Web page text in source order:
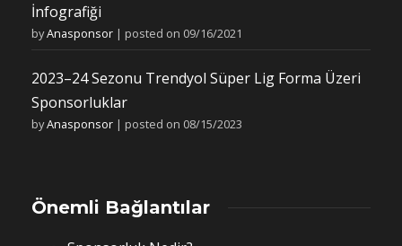
İnfografiği
byAnasponsor | posted on 09/16/2021
2023–24 Sezonu Trendyol Süper Lig Forma Üzeri
Sponsorluklar
byAnasponsor | posted on 08/15/2023
Önemli Bağlantılar